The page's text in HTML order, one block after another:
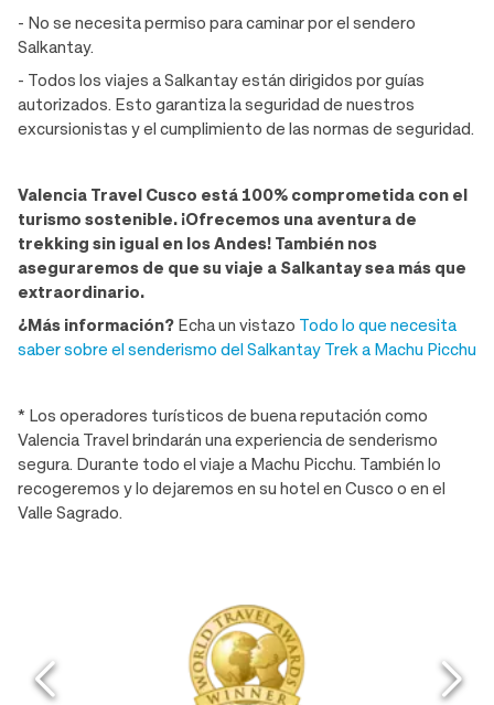
- No se necesita permiso para caminar por el sendero
Salkantay.
- Todos los viajes a Salkantay están dirigidos por guías
autorizados. Esto garantiza la seguridad de nuestros
excursionistas y el cumplimiento de las normas de seguridad.
Valencia Travel Cusco está 100% comprometida con el
turismo sostenible. ¡Ofrecemos una aventura de
trekking sin igual en los Andes! También nos
aseguraremos de que su viaje a Salkantay sea más que
extraordinario.
¿Más información? Echa un vistazo Todo lo que necesita
saber sobre el senderismo del Salkantay Trek a Machu Picchu
* Los operadores turísticos de buena reputación como
Valencia Travel brindarán una experiencia de senderismo
segura. Durante todo el viaje a Machu Picchu. También lo
recogeremos y lo dejaremos en su hotel en Cusco o en el
Valle Sagrado.